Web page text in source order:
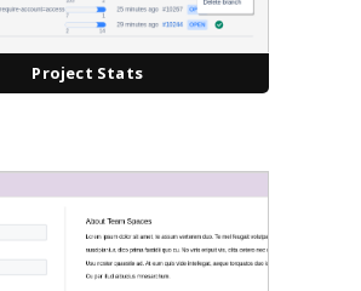
Project Stats